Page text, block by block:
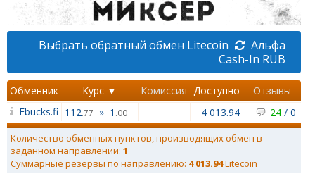
Выбрать обратный обмен Litecoin
Альфа
Cash-In RUB
Обменник Курс ▼ Комиссия Доступно
Отзывы
Ebucks.fi 112.77 » 1 .00 4 013.94 24 / 0
Количество обменных пунктов, производящих обмен в
заданном направлении: 1
Суммарные резервы по направлению: 4 013.94Litecoin